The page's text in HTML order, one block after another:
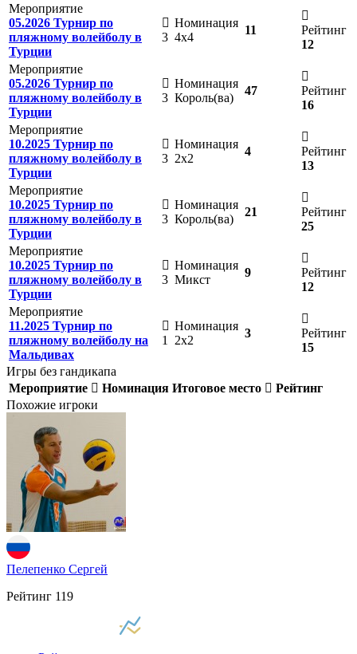
Мероприятие
05.2026 Турнир по
пляжному волейболу в
Турции
3
Номинация
4х4
11
Рейтинг
12
Мероприятие
05.2026 Турнир по
пляжному волейболу в
Турции
3
Номинация
Король(ва)
47
Рейтинг
16
Мероприятие
10.2025 Турнир по
пляжному волейболу в
Турции
3
Номинация
2х2
4
Рейтинг
13
Мероприятие
10.2025 Турнир по
пляжному волейболу в
Турции
3
Номинация
Король(ва)
21
Рейтинг
25
Мероприятие
10.2025 Турнир по
пляжному волейболу в
Турции
3
Номинация
Микст
9
Рейтинг
12
Мероприятие
11.2025 Турнир по
пляжному волейболу на
Мальдивах
1
Номинация
2х2
3
Рейтинг
15
Игры без гандикапа
Мероприятие
Номинация Итоговое место
Рейтинг
Похожие игроки
Пелепенко Сергей
Рейтинг 119